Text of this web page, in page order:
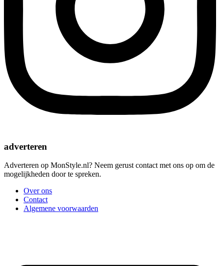
adverteren
Adverteren op MonStyle.nl? Neem gerust contact met ons op om de
mogelijkheden door te spreken.
Over ons
Contact
Algemene voorwaarden